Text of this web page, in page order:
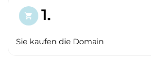
shopping_cart 1.
Sie kaufen die Domain